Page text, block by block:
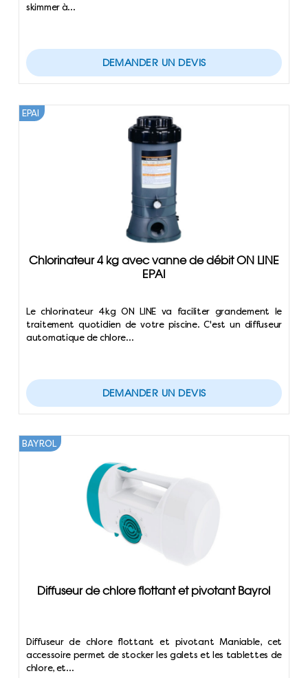
skimmer à…
DEMANDER UN DEVIS
Chlorinateur 4 kg avec vanne de débit ON LINE
EPAI
EPAI
Le chlorinateur 4kg ON LINE va faciliter grandement le
traitement quotidien de votre piscine. C'est un diffuseur
automatique de chlore…
DEMANDER UN DEVIS
Diffuseur de chlore flottant et pivotant Bayrol
BAYROL
Diffuseur de chlore flottant et pivotant Maniable, cet
accessoire permet de stocker les galets et les tablettes de
chlore, et…